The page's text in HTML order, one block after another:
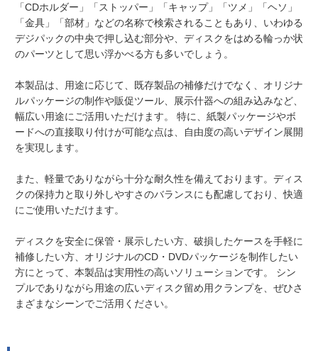
「CDホルダー」「ストッパー」「キャップ」「ツメ」「ヘソ」
「金具」「部材」などの名称で検索されることもあり、いわゆる
デジパックの中央で押し込む部分や、ディスクをはめる輪っか状
のパーツとして思い浮かべる方も多いでしょう。
本製品は、用途に応じて、既存製品の補修だけでなく、オリジナ
ルパッケージの制作や販促ツール、展示什器への組み込みなど、
幅広い用途にご活用いただけます。 特に、紙製パッケージやボ
ードへの直接取り付けが可能な点は、自由度の高いデザイン展開
を実現します。
また、軽量でありながら十分な耐久性を備えております。ディス
クの保持力と取り外しやすさのバランスにも配慮しており、快適
にご使用いただけます。
ディスクを安全に保管・展示したい方、破損したケースを手軽に
補修したい方、オリジナルのCD・DVDパッケージを制作したい
方にとって、本製品は実用性の高いソリューションです。 シン
プルでありながら用途の広いディスク留め用クランプを、ぜひさ
まざまなシーンでご活用ください。